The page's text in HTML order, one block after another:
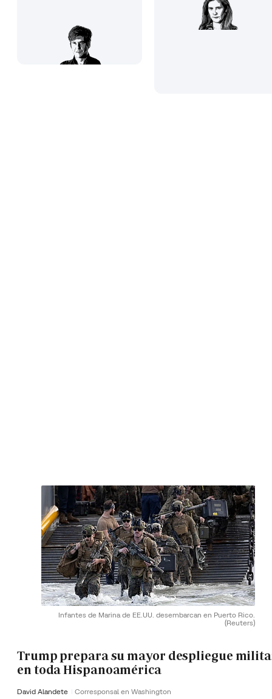
Infantes de Marina de EE.UU. desembarcan en Puerto Rico.
(Reuters)
Trump prepara su mayor despliegue
en toda Hispanoamérica
David Alandete Corresponsal en Washington